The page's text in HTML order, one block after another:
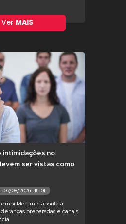
Ver MAIS
intimidações no
ser vistas como
07/08/2026 - 11h01
Morumbi aponta a
preparadas e canais